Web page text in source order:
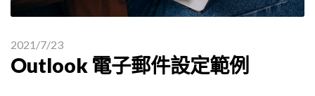
2021/7/23
Outlook 電子郵件設定範例